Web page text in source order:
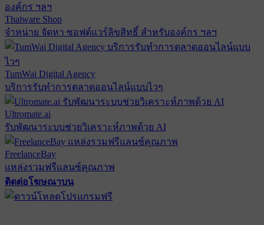
Thaiware Shop
จำหน่าย จัดหา ซอฟต์แวร์ลิขสิทธิ์ สำหรับองค์กร ฯลฯ
TumWai Digital Agency
บริการรับทำการตลาดออนไลน์แบบไวๆ
Ultromate.ai
รับพัฒนาระบบช่วยวิเคราะห์ภาพด้วย AI
FreelanceBay
แหล่งรวมฟรีแลนซ์คุณภาพ
ติดต่อโฆษณาบน